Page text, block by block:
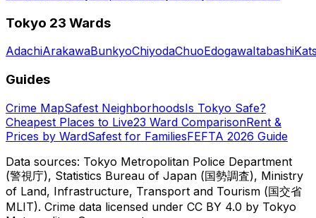
Tokyo 23 Wards
AdachiArakawaBunkyoChiyodaChuoEdogawaItabashi
Guides
Crime MapSafest NeighborhoodsIs Tokyo Safe?
Cheapest Places to Live23 Ward ComparisonRent &
Prices by WardSafest for FamiliesFEFTA 2026 Guide
Data sources: Tokyo Metropolitan Police Department
(警視庁), Statistics Bureau of Japan (国勢調査), Ministry
of Land, Infrastructure, Transport and Tourism (国交省
MLIT). Crime data licensed under CC BY 4.0 by Tokyo